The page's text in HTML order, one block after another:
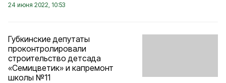
24 июня 2022, 10:53
Губкинские депутаты
проконтролировали
строительство детсада
«Семицветик» и капремонт
школы №11